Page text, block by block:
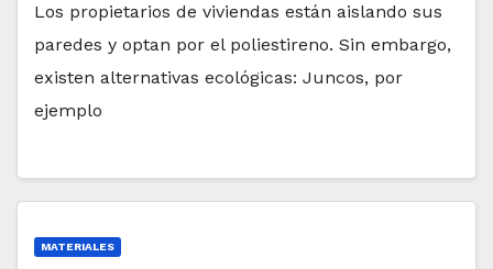
Los propietarios de viviendas están aislando sus
paredes y optan por el poliestireno. Sin embargo,
existen alternativas ecológicas: Juncos, por
ejemplo
MATERIALES